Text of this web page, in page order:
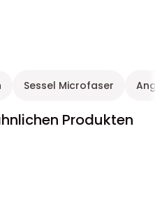
Sessel Microfaser
Produkten